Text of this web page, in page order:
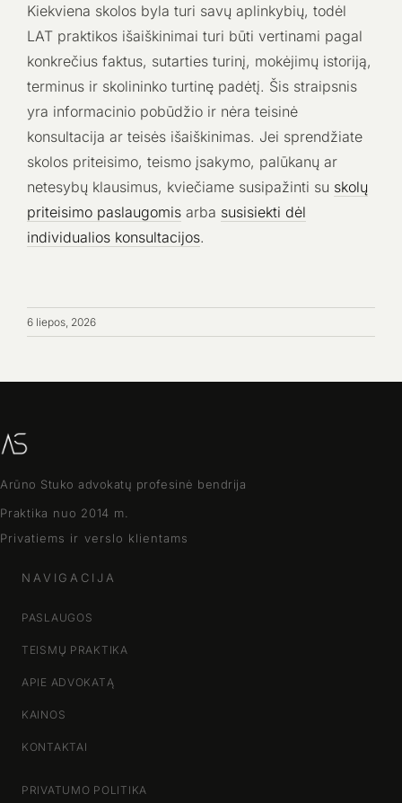
Kiekviena skolos byla turi savų aplinkybių, todėl
LAT praktikos išaiškinimai turi būti vertinami pagal
konkrečius faktus, sutarties turinį, mokėjimų istoriją,
terminus ir skolininko turtinę padėtį. Šis straipsnis
yra informacinio pobūdžio ir nėra teisinė
konsultacija ar teisės išaiškinimas. Jei sprendžiate
skolos priteisimo, teismo įsakymo, palūkanų ar
netesybų klausimus, kviečiame susipažinti su skolų
priteisimo paslaugomisarba susisiekti dėl
individualios konsultacijos.
6 liepos, 2026
Arūno Stuko advokatų profesinė bendrija
Praktika nuo 2014 m.
Privatiems ir verslo klientams
NAVIGACIJA
PASLAUGOS
TEISMŲ PRAKTIKA
APIE ADVOKATĄ
KAINOS
KONTAKTAI
PRIVATUMO POLITIKA